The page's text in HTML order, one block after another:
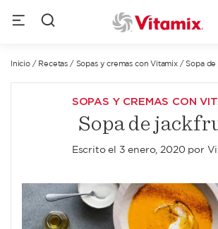
Inicio/ Recetas / Sopas y cremas con Vitamix/Sopa de
SOPAS Y CREMAS CON
Sopa de
Escrito el 3 enero, 2020 por